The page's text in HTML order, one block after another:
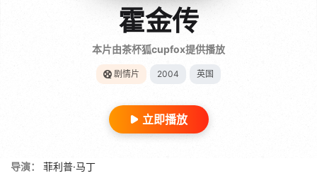
霍金传
本片由茶杯狐cupfox提供播放
剧情片 2004 英国
立即播放
导演：
菲利普·马丁